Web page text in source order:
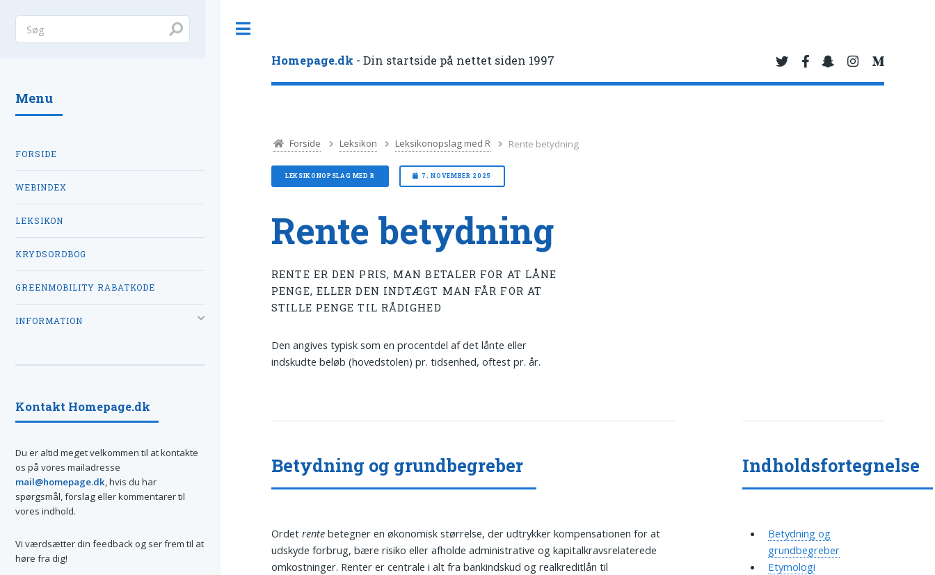
Homepage.dk - Din startside på nettet siden 1997
Forside Leksikon Leksikonopslag med R Rente betydning
LEKSIKONOPSLAG MED R 7. NOVEMBER 2025
Rente betydning
RENTE ER DEN PRIS, MAN BETALER FOR AT LÅNE
PENGE, ELLER DEN INDTÆGT MAN FÅR FOR AT
STILLE PENGE TIL RÅDIGHED
Den angives typisk som en procentdel af det lånte eller
indskudte beløb (hovedstolen) pr. tidsenhed, oftest pr. år.
Betydning og grundbegreber
Ordetrente betegner en økonomisk størrelse, der udtrykker kompensationen for at
udskyde forbrug, bære risiko eller afholde administrative og kapitalkravsrelaterede
omkostninger. Renter er centrale i alt fra bankindskud og realkreditlån til
Indholdsfortegnelse
Betydning og
grundbegreber
Etymologi
Menu
FORSIDE
WEBINDEX
LEKSIKON
KRYDSORDBOG
GREENMOBILITY RABATKODE
INFORMATION
Kontakt Homepage.dk
Du er altid meget velkommen til at kontakte
os på vores mailadresse
mail@homepage.dk, hvis du har
spørgsmål, forslag eller kommentarer til
vores indhold.
Vi værdsætter din feedback og ser frem til at
høre fra dig!